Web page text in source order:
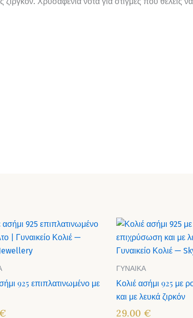
925 επιπλατινωμένο με
ΓΥΝΑΙΚΑ
Κολιέ ασήμι 925 με
και με λευκά ζιρκόν
29.00 €